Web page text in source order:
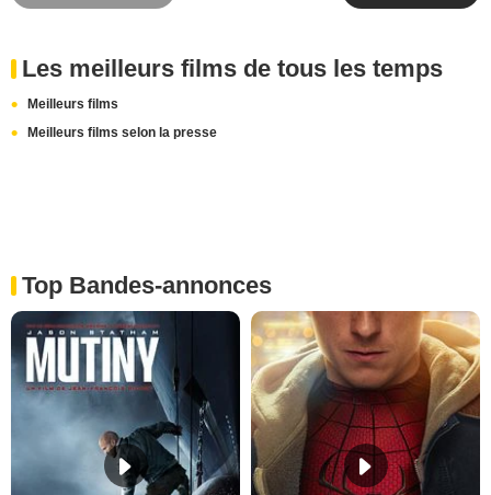
Les meilleurs films de tous les temps
Meilleurs films
Meilleurs films selon la presse
Top Bandes-annonces